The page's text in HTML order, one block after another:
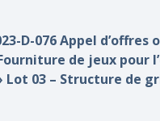
D-076 Appel d’offres
de jeux pour
Lot 03 – Structure de